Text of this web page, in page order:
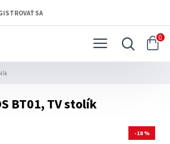
SA
0
BT01, TV stolík
-18 %